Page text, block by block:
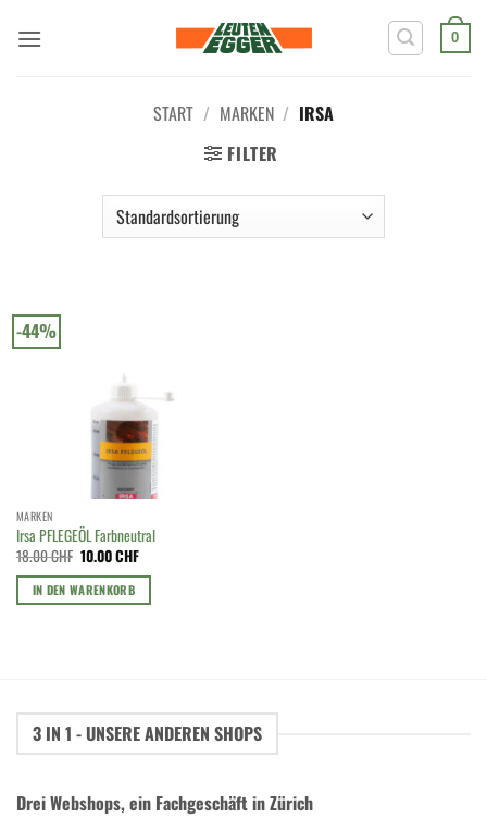
Inhalt
0
START / MARKEN / IRSA
FILTER
-44%
MARKEN
Irsa PFLEGEÖL Farbneutral
18.00CHF Ursprünglicher
Preis
war:
18.00 CHF
10.00CHFAktueller
ist:
IN DEN WARENKORB
3 IN 1 - UNSERE ANDEREN SHOPS
Drei Webshops, ein Fachgeschäft in Zürich